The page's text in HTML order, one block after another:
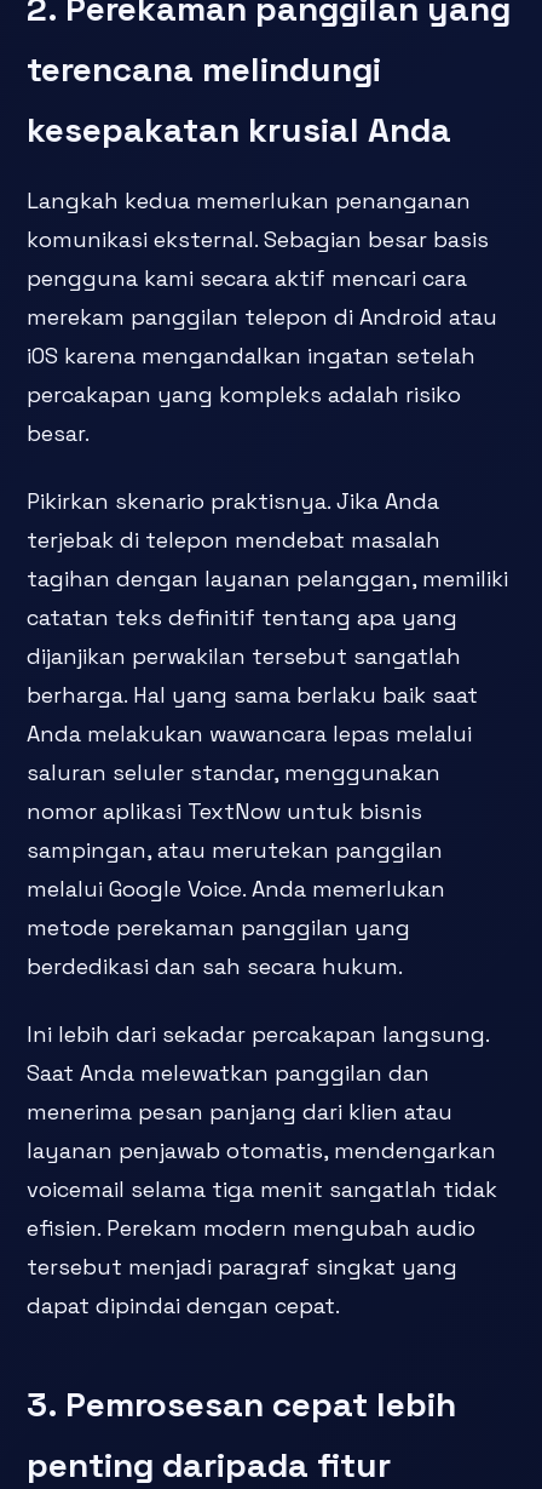
2. Perekaman panggilan yang
terencana melindungi
kesepakatan krusial Anda
Langkah kedua memerlukan penanganan
komunikasi eksternal. Sebagian besar basis
pengguna kami secara aktif mencari cara
merekam panggilan telepon di Android atau
iOS karena mengandalkan ingatan setelah
percakapan yang kompleks adalah risiko
besar.
Pikirkan skenario praktisnya. Jika Anda
terjebak di telepon mendebat masalah
tagihan dengan layanan pelanggan, memiliki
catatan teks definitif tentang apa yang
dijanjikan perwakilan tersebut sangatlah
berharga. Hal yang sama berlaku baik saat
Anda melakukan wawancara lepas melalui
saluran seluler standar, menggunakan
nomor aplikasi TextNow untuk bisnis
sampingan, atau merutekan panggilan
melalui Google Voice. Anda memerlukan
metode perekaman panggilan yang
berdedikasi dan sah secara hukum.
Ini lebih dari sekadar percakapan langsung.
Saat Anda melewatkan panggilan dan
menerima pesan panjang dari klien atau
layanan penjawab otomatis, mendengarkan
voicemail selama tiga menit sangatlah tidak
efisien. Perekam modern mengubah audio
tersebut menjadi paragraf singkat yang
dapat dipindai dengan cepat.
3. Pemrosesan cepat lebih
penting daripada fitur